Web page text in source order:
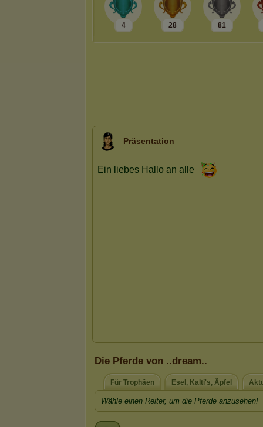
4 28 81
Präsentation
Die Pferde von ..dream..
Für Trophäen Esel, Kalti's, Äpfel
Wähle einen Reiter, um die Pferde anzusehen!